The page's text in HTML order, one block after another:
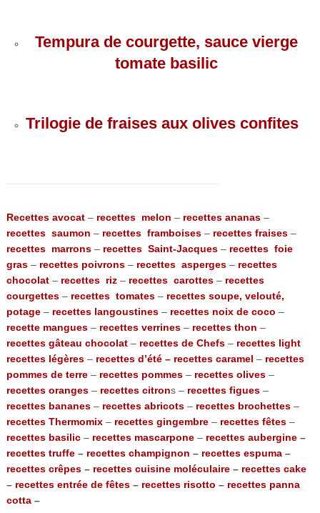
Tempura de courgette, sauce vierge
tomate basilic
Trilogie de fraises aux olives confites
Recettes avocat– recettes melon – recettes ananas–
recettes saumon – recettes framboises– recettes fraises–
recettes marrons– recettes Saint-Jacques– recettes foie
gras–recettes poivrons– recettes asperges – recettes
chocolat– recettes riz– recettes carottes– recettes
courgettes– recettes tomates– recettes soupe, velouté,
potage– recettes langoustines–recettes noix de coco –
recette mangues– recettes verrines– recettes thon –
recettes gâteau chocolat– recettes de Chefs– recettes light
recettes légères– recettes d’été –recettes caramel – recettes
pommes de terre– recettes pommes– recettes olives–
recettes oranges– recettes citrons – recettes figues–
recettes bananes– recettes abricots– recettes brochettes–
recettes Thermomix– recettes gingembre– recettes fêtes–
recettes basilic– recettes mascarpone– recettes aubergine–
recettes truffe– recettes champignon – recettes espuma–
recettes crêpes– recettes cuisine moléculaire– recettes cake
– recettes entrée de fêtes– recettes risotto – recettes panna
cotta–